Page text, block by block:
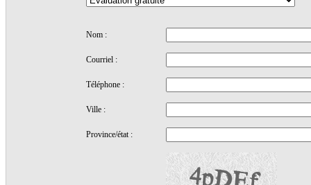
Nom :
Courriel :
Téléphone :
Ville :
Province/état :